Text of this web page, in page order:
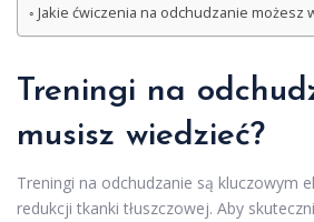
Jakie ćwiczenia na odchudzanie możesz
Treningi na
musisz wiedzieć?
Treningi na odchudzanie są kluczowym
redukcji tkanki tłuszczowej. Aby